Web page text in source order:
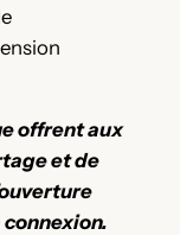
offrent aux
et de